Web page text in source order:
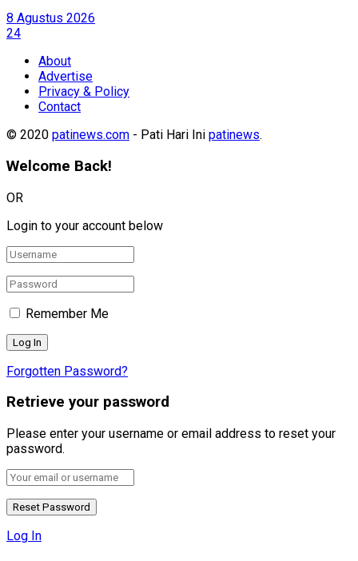
8 Agustus 2026
24
About
Advertise
Privacy & Policy
Contact
© 2020 patinews.com - Pati Hari Ini patinews.
Welcome Back!
OR
Login to your account below
Remember Me
Forgotten Password?
Retrieve your password
Please enter your username or email address to reset your
password.
Log In